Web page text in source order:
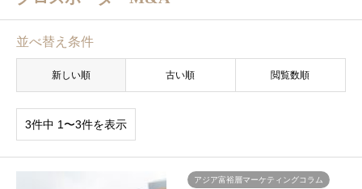
並べ替え条件
新しい順 古い順 閲覧数順
3件中 1〜3件を表示
アジア富裕層マーケティングコラム